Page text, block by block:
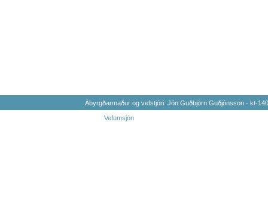
Ábyrgðarmaður og vefstjóri: Jón Guðbjörn Guðjónsson - kt-
Vefumsjón